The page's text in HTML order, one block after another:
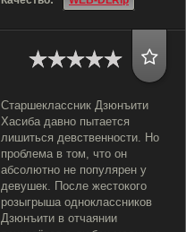
Старшеклассник Дзюнъити
Хасиба давно пытается
лишиться девственности. Но
проблема в том, что он
абсолютно не популярен у
девушек. После жестокого
розыгрыша одноклассников
Дзюнъити в отчаянии